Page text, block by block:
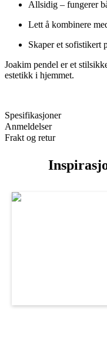
Allsidig – fungerer
Lett å kombinere
Skaper et sofistikert
Joakim pendel er et
estetikk i hjemmet.
Spesifikasjoner
Anmeldelser
Frakt og retur